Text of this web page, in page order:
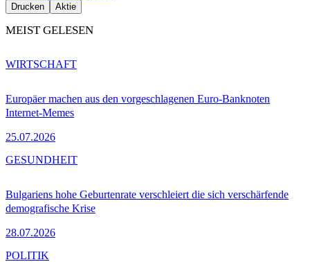
Drucken Aktie
MEIST GELESEN
Europäer machen aus den vorgeschlagenen Euro-Banknoten
Internet-Memes
25.07.2026
WIRTSCHAFT
Bulgariens hohe Geburtenrate verschleiert die sich verschärfende
demografische Krise
28.07.2026
GESUNDHEIT
POLITIK